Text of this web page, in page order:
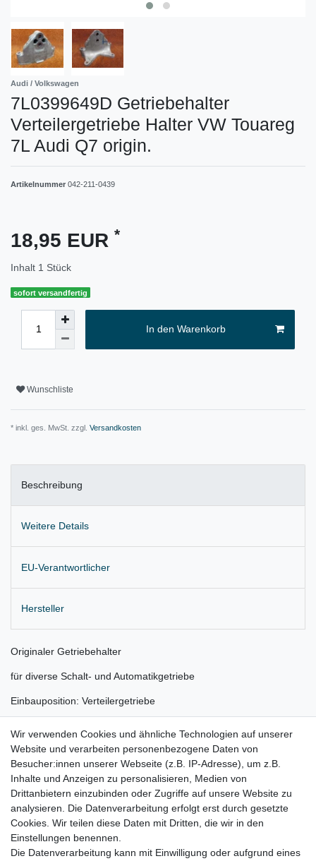
Audi / Volkswagen
7L0399649D Getriebehalter
Verteilergetriebe Halter VW Touareg
7L Audi Q7 origin.
Artikelnummer 042-211-0439
18,95 EUR *
Inhalt 1 Stück
sofort versandfertig
In den Warenkorb
Wunschliste
* inkl. ges. MwSt. zzgl. Versandkosten
Beschreibung
Weitere Details
EU-Verantwortlicher
Hersteller
Originaler Getriebehalter
für diverse Schalt- und Automatikgetriebe
Einbauposition: Verteilergetriebe
für:
Audi Q7 4L Bj. 2005 - 2011 (3,6 FSI und 4,2 FSI)
VW Touareg 7L Bj. 2002 - 2010 (3,2 V6 / 3,6 FSI, 4,2 V8)
VW Touareg 7P Bj. 2010 - 2018 (4,2 FSI)
Wir verwenden Cookies und ähnliche Technologien auf unserer
Website und verarbeiten personenbezogene Daten von
Besucher:innen unserer Webseite (z.B. IP-Adresse), um z.B.
Inhalte und Anzeigen zu personalisieren, Medien von
Drittanbietern einzubinden oder Zugriffe auf unsere Website zu
analysieren. Die Datenverarbeitung erfolgt erst durch gesetzte
Cookies. Wir teilen diese Daten mit Dritten, die wir in den
Einstellungen benennen.
Die Datenverarbeitung kann mit Einwilligung oder aufgrund eines